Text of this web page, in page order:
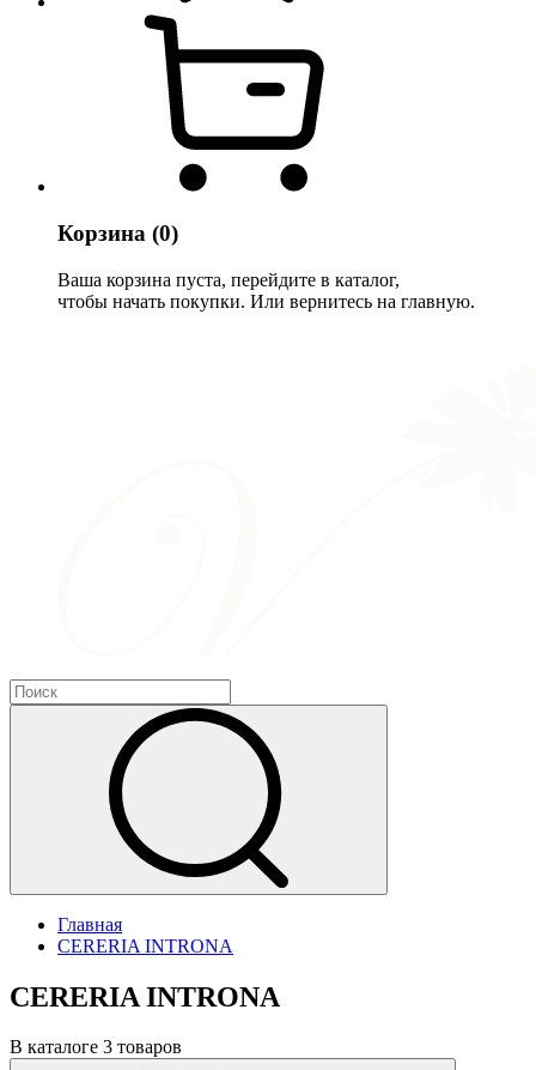
Корзина (0)
Ваша корзина пуста, перейдите в каталог,
чтобы начать покупки. Или вернитесь на главную.
Главная
CERERIA INTRONA
CERERIA INTRONA
В каталоге 3 товаров